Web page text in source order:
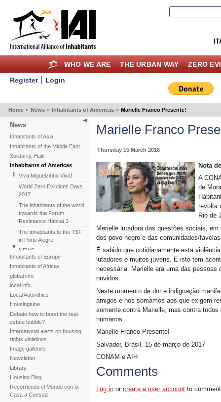
WHO WE ARE THE URBAN WAY ZERO
Register Login
Home » News » Inhabitants of Americas » Marielle Franco Presente!
News
Inhabitants of Asia
Inhabitants of the Middle East
Solidarity, Haiti
Inhabitants of Americas
Viva Miguelzinho Viva!
World Zero Evictions Days
2017
The inhabitants of the world
towards the Forum
Resistance Habitat 3
The inhabitants to the TSF
in Porto Alegre
NEWS
Perú: Huáscar Residents
March
Reportaje fotogràfico sobre
la tragedia de la tormenta
Noel
Inhabitants of Europe
Inhabitants of Africas
global info
local info
Local Autorithies
Housingtube
Debate:how to burst the real-
estate bubble?
International alerts on housing
rights violations
Image galleries
Newsletter
Library
Housing Blog
Recorriendo el Mundo con la
Casa a Cuestas
Marielle Franco
Thursday 15 March 2018
Nota
A
de
revolta
Rio de
Merielle lutadora das questões sociais,
dos povo negro e das comunidades/
É sabido que cotidianamente esta
lutadores e muitos juvens. E isto tem
necessária. Marielle era uma das pessoas
ouvidos.
Neste momento de dor e indignação
amigos e nos somamos aos que exigem
somente contra Marielle, mas contra
humanos.
Marielle Franco Presente!
Salvador, Brasil, 15 de março de 2017
CONAM e AIH
Comments
Log in orcreate a user account to